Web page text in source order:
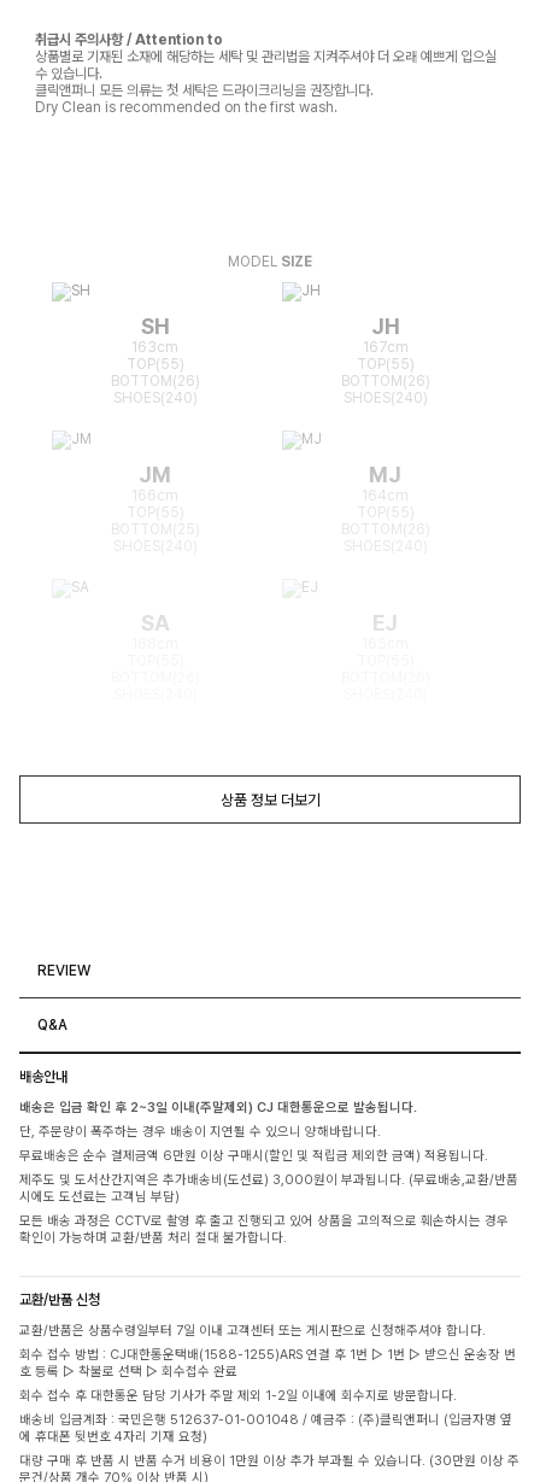
취급시 주의사항 / Attention to
상품별로 기재된 소재에 해당하는 세탁 및 관리법을 지켜주셔야 더 오래 예쁘게 입으실
수 있습니다.
클릭앤퍼니 모든 의류는 첫 세탁은 드라이크리닝을 권장합니다.
Dry Clean is recommended on the first wash.
MODEL SIZE
SH
163cm
TOP(55)
BOTTOM(26)
SHOES(240)
JH
167cm
TOP(55)
BOTTOM(26)
SHOES(240)
JM
166cm
TOP(55)
BOTTOM(25)
MJ
164cm
TOP(55)
BOTTOM(26)
SA EJ
상품 정보 더보기
REVIEW
Q&A
배송안내
배송은 입금 확인 후 2~3일 이내(주말제외) CJ 대한통운으로 발송됩니다.
단, 주문량이 폭주하는 경우 배송이 지연될 수 있으니 양해바랍니다.
무료배송은 순수 결제금액 6만원 이상 구매시(할인 및 적립금 제외한 금액) 적용됩니다.
제주도 및 도서산간지역은 추가배송비(도선료) 3,000원이 부과됩니다. (무료배송,교환/반품
시에도 도선료는 고객님 부담)
모든 배송 과정은 CCTV로 촬영 후 출고 진행되고 있어 상품을 고의적으로 훼손하시는 경우
확인이 가능하며 교환/반품 처리 절대 불가합니다.
교환/반품 신청
교환/반품은 상품수령일부터 7일 이내 고객센터 또는 게시판으로 신청해주셔야 합니다.
회수 접수 방법 : CJ대한통운택배(1588-1255)ARS 연결 후 1번 ▷ 1번 ▷ 받으신 운송장 번
호 등록 ▷ 착불로 선택 ▷ 회수접수 완료
회수 접수 후 대한통운 담당 기사가 주말 제외 1-2일 이내에 회수지로 방문합니다.
배송비 입금계좌 : 국민은행 512637-01-001048 / 예금주 : (주)클릭앤퍼니 (입금자명 옆
에 휴대폰 뒷번호 4자리 기재 요청)
대량 구매 후 반품 시 반품 수거 비용이 1만원 이상 추가 부과될 수 있습니다. (30만원 이상 주
문건/상품 개수 70% 이상 반품 시)